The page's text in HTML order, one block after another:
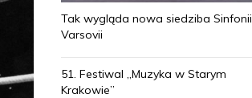
Tak wygląda nowa siedziba Sinfonii
Varsovii
51. Festiwal „Muzyka w Starym
Krakowie”